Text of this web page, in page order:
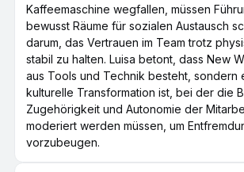
Kaffeemaschine wegfallen, müssen
bewusst Räume für sozialen Austausch
darum, das Vertrauen im Team trotz
stabil zu halten. Luisa betont, dass New
aus Tools und Technik besteht, sondern
kulturelle Transformation ist, bei der die
Zugehörigkeit und Autonomie der
moderiert werden müssen, um
vorzubeugen.